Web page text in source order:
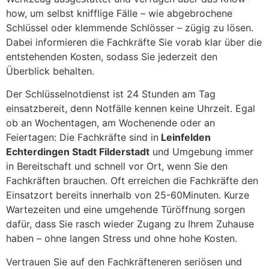
how, um selbst knifflige Fälle – wie abgebrochene
Schlüssel oder klemmende Schlösser – zügig zu lösen.
Dabei informieren die Fachkräfte Sie vorab klar über die
entstehenden Kosten, sodass Sie jederzeit den
Überblick behalten.
Der Schlüsselnotdienst ist 24 Stunden am Tag
einsatzbereit, denn Notfälle kennen keine Uhrzeit. Egal
ob an Wochentagen, am Wochenende oder an
Feiertagen: Die Fachkräfte sind in Leinfelden
Echterdingen Stadt Filderstadt und Umgebung immer
in Bereitschaft und schnell vor Ort, wenn Sie den
Fachkräften brauchen. Oft erreichen die Fachkräfte den
Einsatzort bereits innerhalb von 25-60Minuten. Kurze
Wartezeiten und eine umgehende Türöffnung sorgen
dafür, dass Sie rasch wieder Zugang zu Ihrem Zuhause
haben – ohne langen Stress und ohne hohe Kosten.
Vertrauen Sie auf den Fachkräfteneren seriösen und